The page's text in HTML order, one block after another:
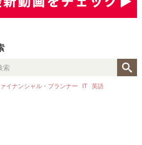
イナンシャル・プランナー IT 英語